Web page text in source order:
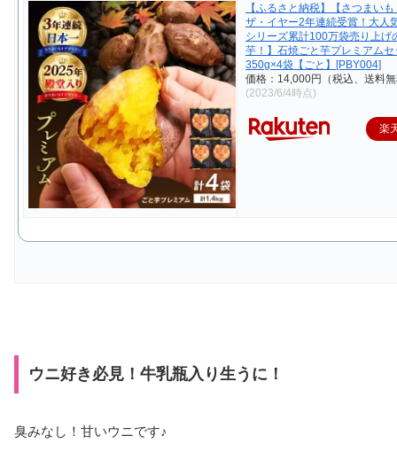
【ふるさと納税】【さつまい
ザ・イヤー2年連続受賞！大人
シリーズ累計100万袋売り上げ
芋！】石焼ごと芋プレミアムセ
350g×4袋【ごと】[PBY004]
価格：14,000円（税込、送料
(2023/6/4時点)
楽
ウニ好き必見！牛乳瓶入り生うに！
臭みなし！甘いウニです♪